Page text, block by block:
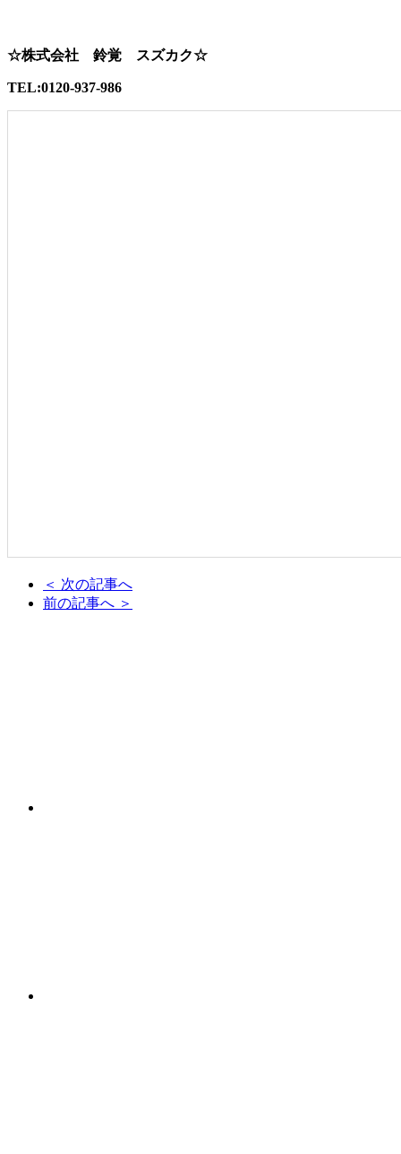
☆株式会社 鈴覚 スズカク☆
TEL:0120-937-986
＜ 次の記事へ
前の記事へ ＞